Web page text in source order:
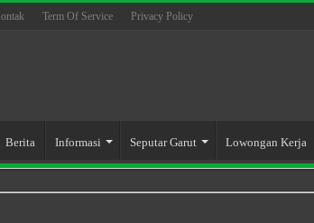
Term Of Service Privacy Policy
Berita Informasi Seputar Garut Lowongan Kerja